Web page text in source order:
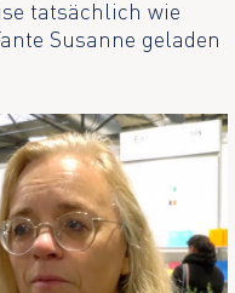
tatsächlich wie
Susanne geladen